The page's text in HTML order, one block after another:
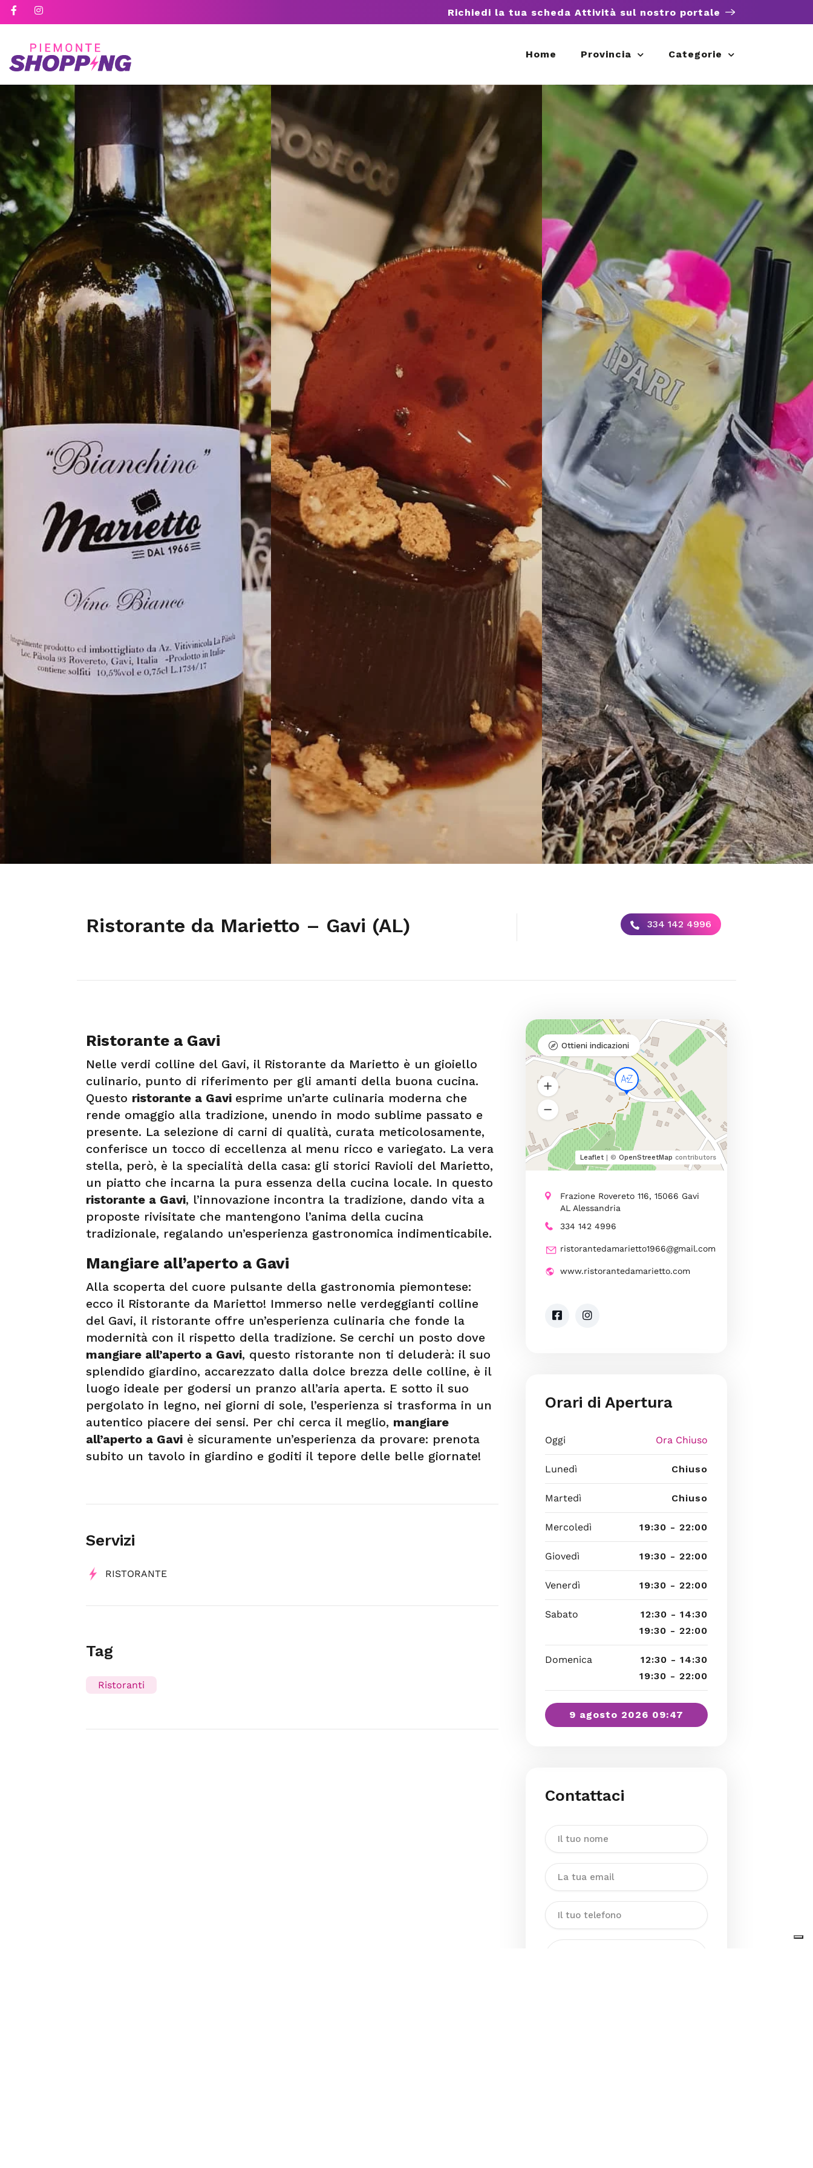
Richiedi la tua scheda Attività sul nostro portale
Home Provincia Categorie
Ristorante da Marietto – Gavi (AL) 334 142 4996
Ristorante a Gavi
Nelle verdi colline del Gavi, il Ristorante da Marietto è un gioiello
culinario, punto di riferimento per gli amanti della buona cucina.
Questo ristorante a Gavi esprime un’arte culinaria moderna che
rende omaggio alla tradizione, unendo in modo sublime passato e
presente. La selezione di carni di qualità, curata meticolosamente,
conferisce un tocco di eccellenza al menu ricco e variegato. La vera
stella, però, è la specialità della casa: gli storici Ravioli del Marietto,
un piatto che incarna la pura essenza della cucina locale. In questo
ristorante a Gavi, l’innovazione incontra la tradizione, dando vita a
proposte rivisitate che mantengono l’anima della cucina
tradizionale, regalando un’esperienza gastronomica indimenticabile.
Mangiare all’aperto a Gavi
Alla scoperta del cuore pulsante della gastronomia piemontese:
ecco il Ristorante da Marietto! Immerso nelle verdeggianti colline
del Gavi, il ristorante offre un’esperienza culinaria che fonde la
modernità con il rispetto della tradizione. Se cerchi un posto dove
mangiare all’aperto a Gavi, questo ristorante non ti deluderà: il suo
splendido giardino, accarezzato dalla dolce brezza delle colline, è il
luogo ideale per godersi un pranzo all’aria aperta. E sotto il suo
pergolato in legno, nei giorni di sole, l’esperienza si trasforma in un
autentico piacere dei sensi. Per chi cerca il meglio, mangiare
all’aperto a Gavi è sicuramente un’esperienza da provare: prenota
subito un tavolo in giardino e goditi il tepore delle belle giornate!
Servizi
RISTORANTE
Tag
Ristoranti
Leaflet| © OpenStreetMap contributors
Ottieni indicazioni
Frazione Rovereto 116, 15066 Gavi
AL Alessandria
334 142 4996
ristorantedamarietto1966@gmail.com
www.ristorantedamarietto.com
Orari di Apertura
Oggi Ora Chiuso
Lunedì Chiuso
Martedì Chiuso
Mercoledì 19:30 - 22:00
Giovedì 19:30 - 22:00
Venerdì 19:30 - 22:00
Sabato
12:30 - 14:30
19:30 - 22:00
Domenica
12:30 - 14:30
19:30 - 22:00
9 agosto 2026 09:47
Contattaci